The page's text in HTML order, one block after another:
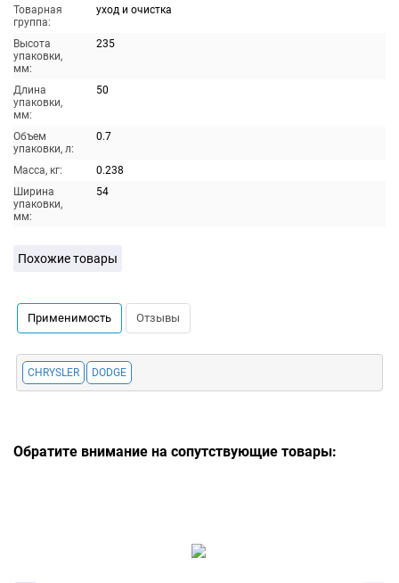
Товарная
группа:
уход и очистка
Высота
упаковки,
мм:
235
Длина
упаковки,
мм:
50
Объем
упаковки, л:
0.7
Масса, кг:
0.238
Ширина
упаковки,
мм:
54
Похожие товары
Применимость Отзывы
CHRYSLER DODGE
Обратите внимание на сопутствующие товары: